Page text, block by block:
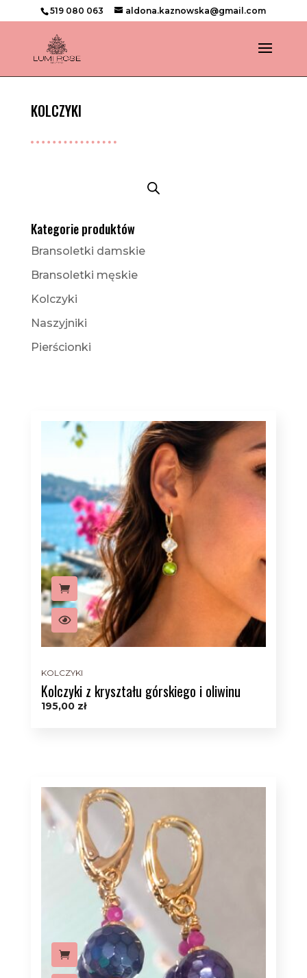
519 080 063 aldona.kaznowska@gmail.com
KOLCZYKI
Kategorie produktów
Bransoletki damskie
Bransoletki męskie
Kolczyki
Naszyjniki
Pierścionki
KOLCZYKI
Kolczyki z kryształu górskiego i oliwinu
195,00 zł